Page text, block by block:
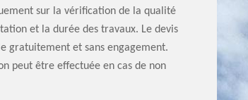
sur la vérification de la qualité
et la durée des travaux. Le devis
gratuitement et sans engagement.
peut être effectuée en cas de non